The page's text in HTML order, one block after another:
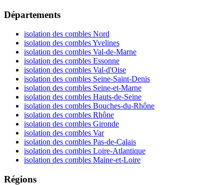
Départements
isolation des combles Nord
isolation des combles Yvelines
isolation des combles Val-de-Marne
isolation des combles Essonne
isolation des combles Val-d'Oise
isolation des combles Seine-Saint-Denis
isolation des combles Seine-et-Marne
isolation des combles Hauts-de-Seine
isolation des combles Bouches-du-Rhône
isolation des combles Rhône
isolation des combles Gironde
isolation des combles Var
isolation des combles Pas-de-Calais
isolation des combles Loire-Atlantique
isolation des combles Maine-et-Loire
Régions